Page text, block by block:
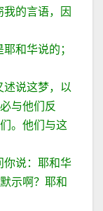
的言语，因
和华说的；
述说这梦，以
与他们反
。他们与这
你说：耶和华
示啊？耶和